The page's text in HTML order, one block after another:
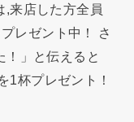
,来店した方全員
レゼント中！ さ
！」と伝えると
1杯プレゼント！